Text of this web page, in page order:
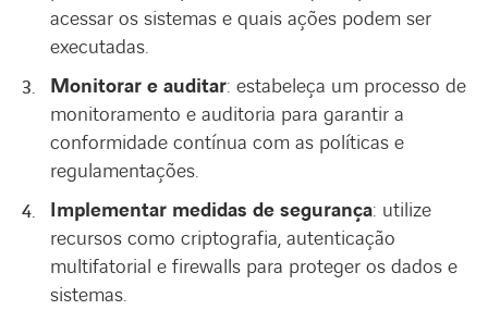
acessar os sistemas e quais ações podem ser
executadas.
Monitorar e auditar: estabeleça um processo de
monitoramento e auditoria para garantir a
conformidade contínua com as políticas e
regulamentações.
Implementar medidas de segurança: utilize
recursos como criptografia, autenticação
multifatorial e firewalls para proteger os dados e
sistemas.